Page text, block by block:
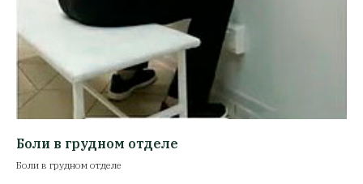
Боли в грудном отделе
Боли в грудном отделе